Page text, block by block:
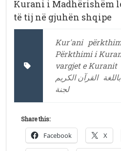
Kurani i Madhërishëm
të tij në gjuhën shqipe
Kur'ani
Përkthimi i
vargjet e Kuranit
القرآن الكريم
لجنة
Share this:
Facebook X